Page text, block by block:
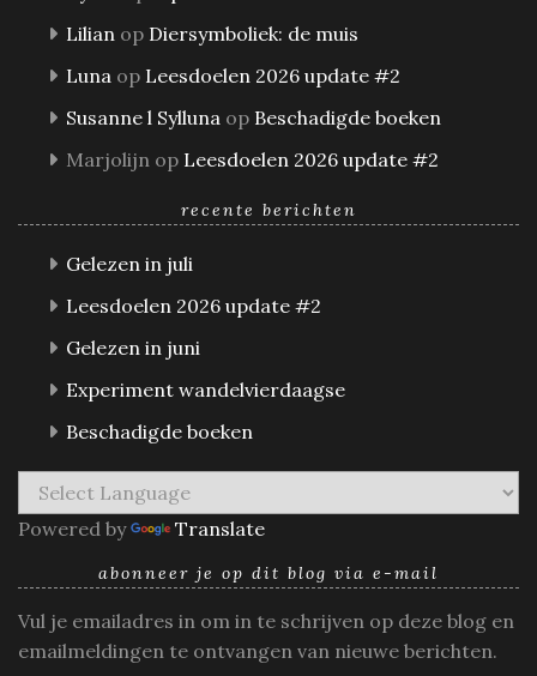
Lilian op Diersymboliek: de muis
Luna op Leesdoelen 2026 update #2
Susanne l Sylluna op Beschadigde boeken
Marjolijn op Leesdoelen 2026 update #2
recente berichten
Gelezen in juli
Leesdoelen 2026 update #2
Gelezen in juni
Experiment wandelvierdaagse
Beschadigde boeken
Powered by Translate
abonneer je op dit blog via e-mail
Vul je emailadres in om in te schrijven op deze blog en
emailmeldingen te ontvangen van nieuwe berichten.